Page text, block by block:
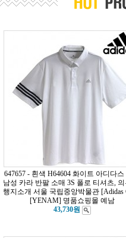
647657 - 흰색 H64604 화이트 아디다스
남성 카라 반팔 소매 3S 폴로 티셔츠,
행지소개 서울 국립중앙박물관 [Adidas
[YENAM] 명품쇼핑몰 예남
43,730원